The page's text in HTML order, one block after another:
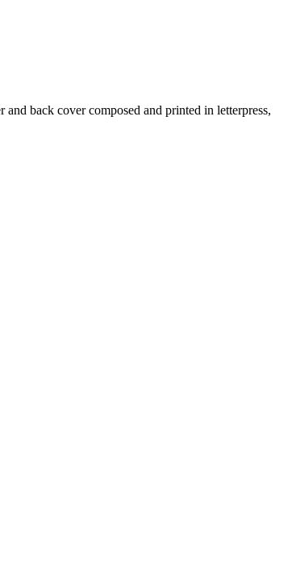
back cover composed and printed in letterpress,